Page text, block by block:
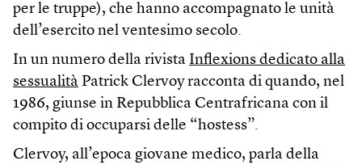
per le truppe), che hanno accompagnato le unità
dell’esercito nel ventesimo secolo.
In un numero della rivista Inflexions dedicato alla
sessualità Patrick Clervoy racconta di quando, nel
1986, giunse in Repubblica Centrafricana con il
compito di occuparsi delle “hostess”.
Clervoy, all’epoca giovane medico, parla della